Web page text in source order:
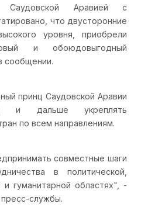
Аравией с
что двусторонние
уровня, приобрели
и обоюдовыгодный
сообщении.
принц Саудовской Аравии
и дальше укреплять
по всем направлениям.
совместные шаги
в политической,
и гуманитарной областях", -
службы.